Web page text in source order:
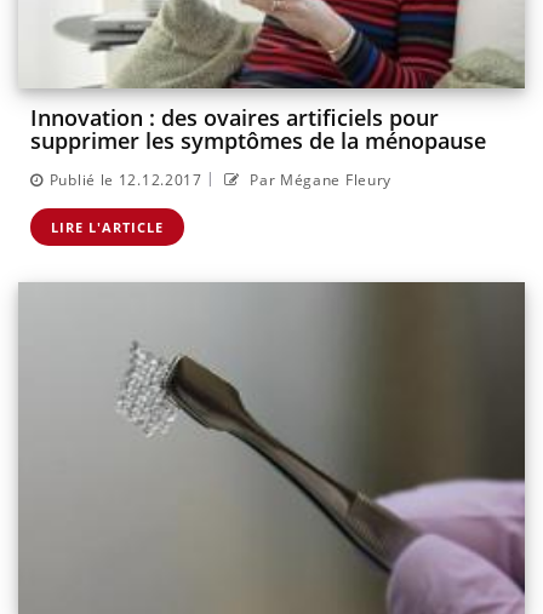
Innovation : des ovaires artificiels pour
supprimer les symptômes de la ménopause
Publié le 12.12.2017 | Par Mégane Fleury
LIRE L'ARTICLE